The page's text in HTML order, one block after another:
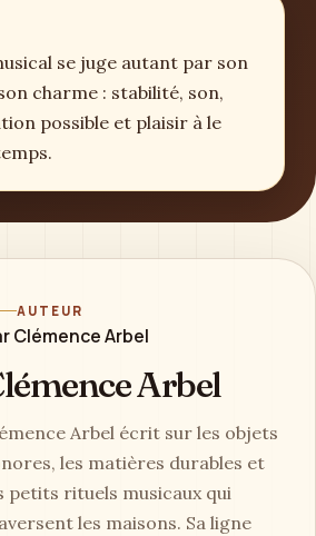
se juge autant par son
charme : stabilité, son,
possible et plaisir à le
AUTEUR
Clémence Arbel
Arbel
Arbel écrit sur les objets
les matières durables et
petits rituels musicaux qui
les maisons. Sa ligne